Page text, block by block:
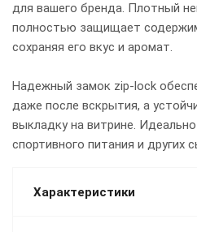
для вашего бренда. Плотный
полностью защищает
сохраняя его вкус и аромат.
Надежный замок zip-lock
даже после вскрытия, а
выкладку на витрине.
спортивного питания и других
Характеристики